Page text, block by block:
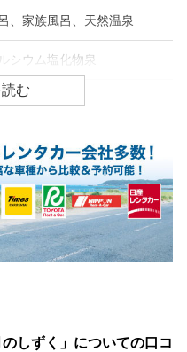
、家族風呂、天然温泉
シウム塩化物泉
疲労回復
しずく」についての口コ